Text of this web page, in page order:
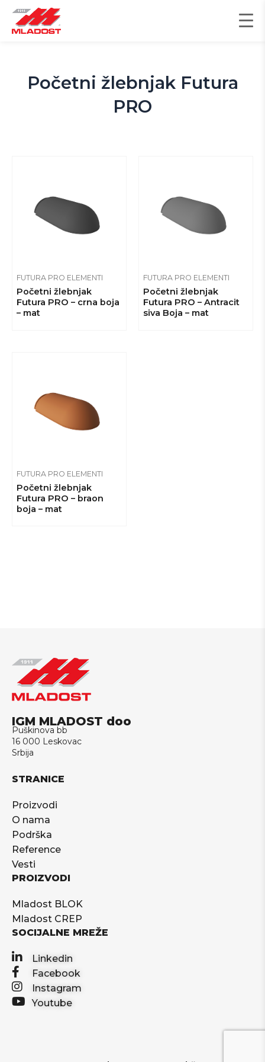
Пређи
садржај
Početni žlebnjak Futura
PRO
FUTURA PRO ELEMENTI
Početni žlebnjak
Futura PRO – crna boja
– mat
FUTURA PRO ELEMENTI
Početni žlebnjak
Futura PRO – Antracit
siva Boja – mat
FUTURA PRO ELEMENTI
Početni žlebnjak
Futura PRO – braon
boja – mat
IGM MLADOST doo
Puškinova bb
16 000 Leskovac
Srbija
STRANICE
Proizvodi
O nama
Podrška
Reference
Vesti
PROIZVODI
Mladost BLOK
Mladost CREP
SOCIJALNE MREŽE
Linkedin
Facebook
Instagram
Youtube